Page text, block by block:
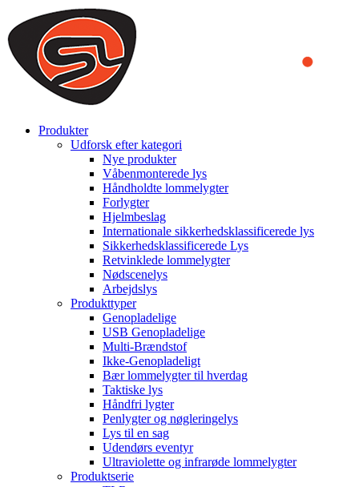
We use cookies to ensure that we provide you the best experience
on our website. By continuing to browse this website, you accept
that cookies are used to help us analyze how the website is used and
to offer you a better experience. To learn more or to find out how
you can disable cookies, you can access our
Produkter
Udforsk efter kategori
Nye produkter
Våbenmonterede lys
Håndholdte lommelygter
Forlygter
Hjelmbeslag
Internationale sikkerhedsklassificerede lys
Sikkerhedsklassificerede Lys
Retvinklede lommelygter
Nødscenelys
Arbejdslys
Produkttyper
Genopladelige
USB Genopladelige
Multi-Brændstof
Ikke-Genopladeligt
Bær lommelygter til hverdag
Taktiske lys
Håndfri lygter
Penlygter og nøgleringelys
Lys til en sag
Udendørs eventyr
Ultraviolette og infrarøde lommelygter
Produktserie